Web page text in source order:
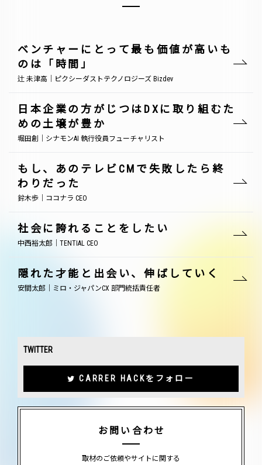
ベンチャーにとって最も価値が高いも
のは「時間」
辻 未津高｜ピクシーダストテクノロジーズ Bizdev
日本企業の方がじつはDXに取り組むた
めの土壌が豊か
堀田創｜シナモンAI 執行役員フューチャリスト
もし、あのテレビCMで失敗したら終
わりだった
鈴木歩｜ココナラ CEO
社会に誇れることをしたい
中西裕太郎｜TENTIAL CEO
隠れた才能と出会い、伸ばしていく
安間太郎｜ミロ・ジャパンCX 部門統括責任者
TWITTER
CARRER HACKをフォロー
お問い合わせ
取材のご依頼やサイトに関する